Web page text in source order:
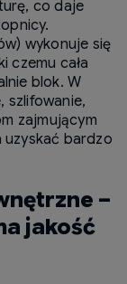
co daje
wykonuje się
czemu cała
blok. W
szlifowanie,
zajmującym
uzyskać bardzo
–
jakość